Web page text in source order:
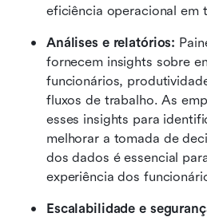
eficiência operacional em
Análises e relatórios:
fornecem insights sobre
funcionários,
fluxos de trabalho. As
esses insights para
melhorar a tomada de
dos dados é essencial
experiência dos
Escalabilidade e